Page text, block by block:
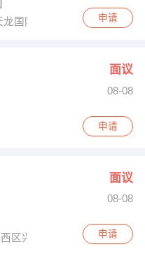
国际大厦B座20层 申请
面议
08-08
申请
面议
08-08
区兴华北街49号华润铁西中
申请